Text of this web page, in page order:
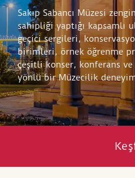
Sakıp Sabancı Müzesi
sahipliği yaptığı kapsamlı
geçici sergileri,
birimleri, örnek öğrenme
çeşitli konser, konferans
yönlü bir Müzecilik